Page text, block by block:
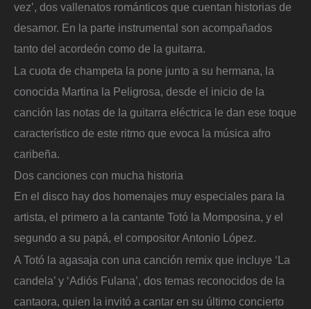
vez’, dos vallenatos románticos que cuentan historias de
desamor. En la parte instrumental son acompañados
tanto del acordeón como de la guitarra.
La cuota de champeta la pone junto a su hermana, la
conocida Martina la Peligrosa, desde el inicio de la
canción las notas de la guitarra eléctrica le dan ese toque
característico de este ritmo que evoca la música afro
caribeña.
Dos canciones con mucha historia
En el disco hay dos homenajes muy especiales para la
artista, el primero a la cantante Totó la Momposina, y el
segundo a su papá, el compositor Antonio López.
A Totó la agasaja con una canción remix que incluye ‘La
candela’ y ‘Adiós Fulana’, dos temas reconocidos de la
cantaora, quien la invitó a cantar en su último concierto